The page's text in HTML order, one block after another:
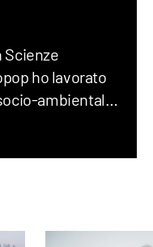
Scienze
ho lavorato
ambientali,
insegnato
Piero Angela e